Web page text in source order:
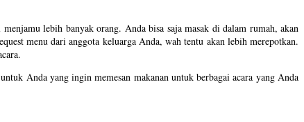
lebih banyak orang. Anda bisa saja masak di dalam rumah, akan
menu dari anggota keluarga Anda, wah tentu akan lebih merepotkan.
Anda yang ingin memesan makanan untuk berbagai acara yang Anda